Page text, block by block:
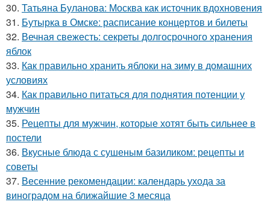
30. Татьяна Буланова: Москва как источник вдохновения
31. Бутырка в Омске: расписание концертов и билеты
32. Вечная свежесть: секреты долгосрочного хранения
яблок
33. Как правильно хранить яблоки на зиму в домашних
условиях
34. Как правильно питаться для поднятия потенции у
мужчин
35. Рецепты для мужчин, которые хотят быть сильнее в
постели
36. Вкусные блюда с сушеным базиликом: рецепты и
советы
37. Весенние рекомендации: календарь ухода за
виноградом на ближайшие 3 месяца